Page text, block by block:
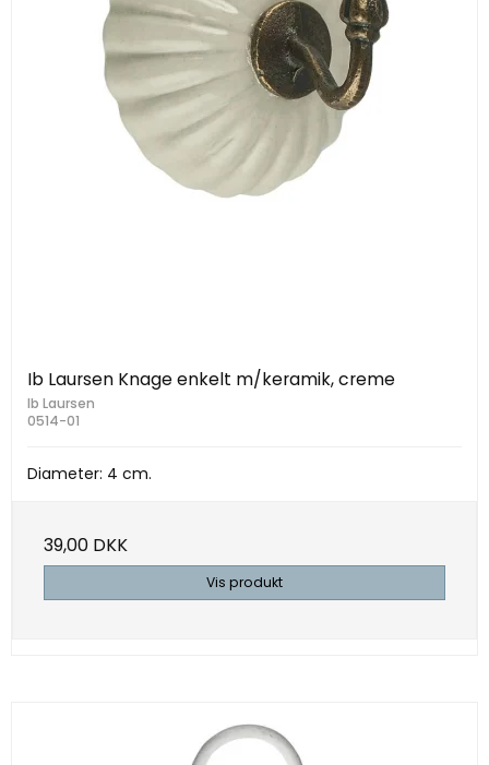
Ib Laursen Knage enkelt m/keramik, creme
Ib Laursen
0514-01
Diameter: 4 cm.
39,00 DKK
Vis produkt